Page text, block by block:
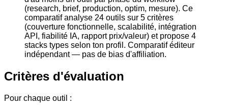
(research, brief, production, optim, mesure). Ce
comparatif analyse 24 outils sur 5 critères
(couverture fonctionnelle, scalabilité, intégration
API, fiabilité IA, rapport prix/valeur) et propose 4
stacks types selon ton profil. Comparatif éditeur
indépendant — pas de bias d'affiliation.
Critères d'évaluation
Pour chaque outil :